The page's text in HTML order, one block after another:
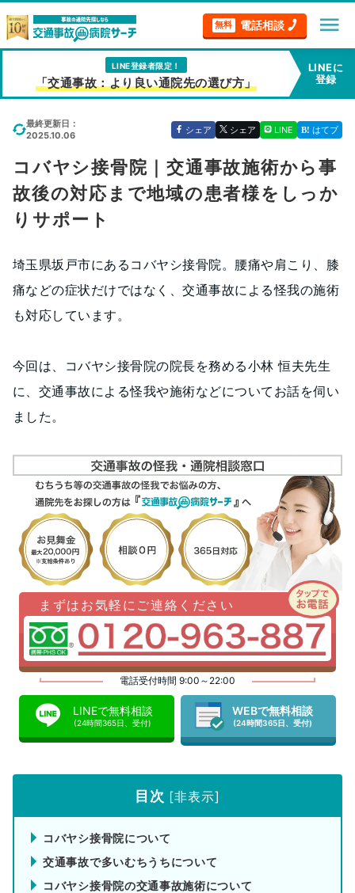
無料 電話相談 menu
LINE登録者限定！
「交通事故：より良い通院先の選び方」
LINEに
登録
最終更新日：
2025.10.06
シェア シェア LINE はてブ
コバヤシ接骨院｜交通事故施術から事
故後の対応まで地域の患者様をしっか
りサポート
埼玉県坂戸市にあるコバヤシ接骨院。腰痛や肩こり、膝
痛などの症状だけではなく、交通事故による怪我の施術
も対応しています。
今回は、コバヤシ接骨院の院長を務める小林 恒夫先生
に、交通事故による怪我や施術などについてお話を伺い
ました。
まずはお気軽にご連絡ください
電話受付時間 9:00～22:00
LINEで無料相談
(24時間365日、受付)
WEBで無料相談
(24時間365日、受付)
目次 [非表示]
コバヤシ接骨院について
交通事故で多いむちうちについて
コバヤシ接骨院の交通事故施術について